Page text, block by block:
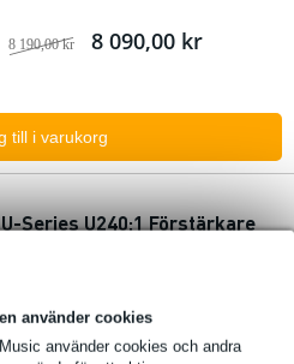
använder cookies
använder cookies och andra
8 190,00 kr 8 090,00 kr
till i varukorg
Series U240:1 Förstärkare